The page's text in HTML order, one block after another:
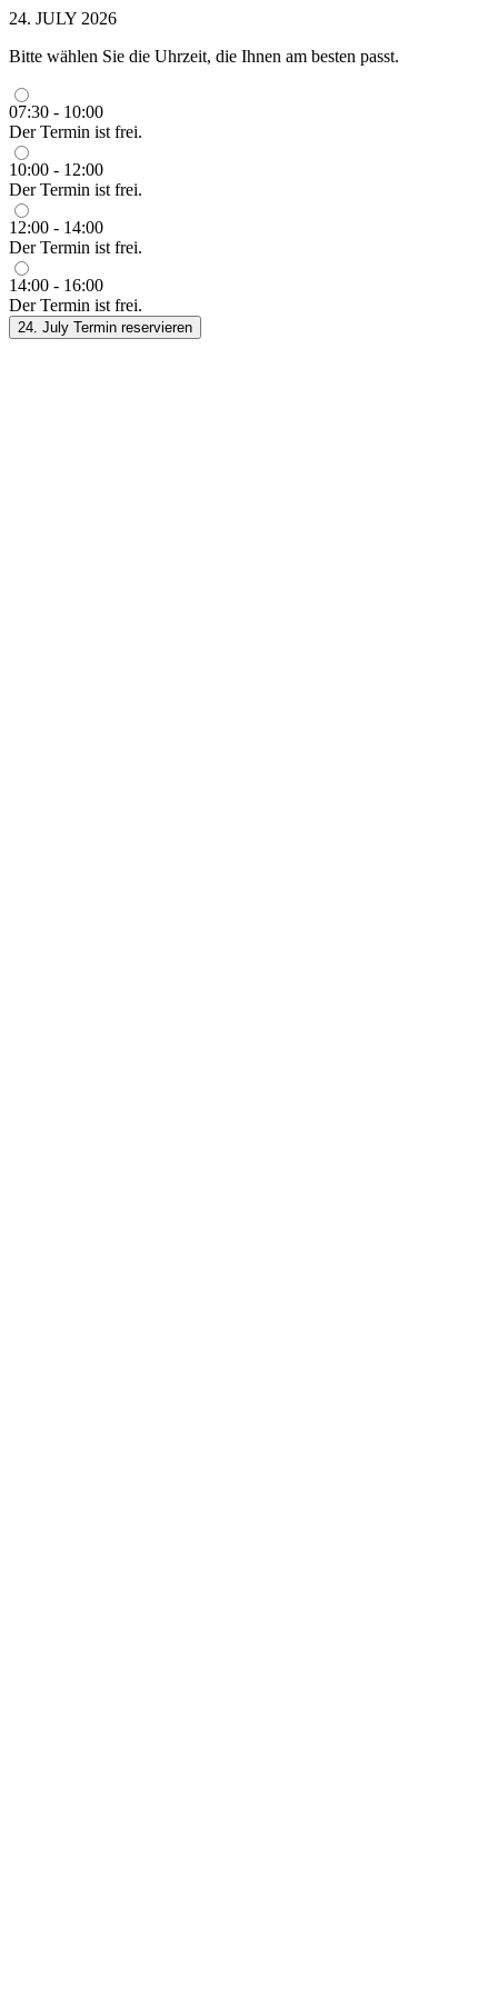
24. JULY 2026
Bitte wählen Sie die Uhrzeit, die Ihnen am besten passt.
07:30 - 10:00
Der Termin ist frei.
10:00 - 12:00
Der Termin ist frei.
12:00 - 14:00
Der Termin ist frei.
14:00 - 16:00
Der Termin ist frei.
24. July Termin reservieren